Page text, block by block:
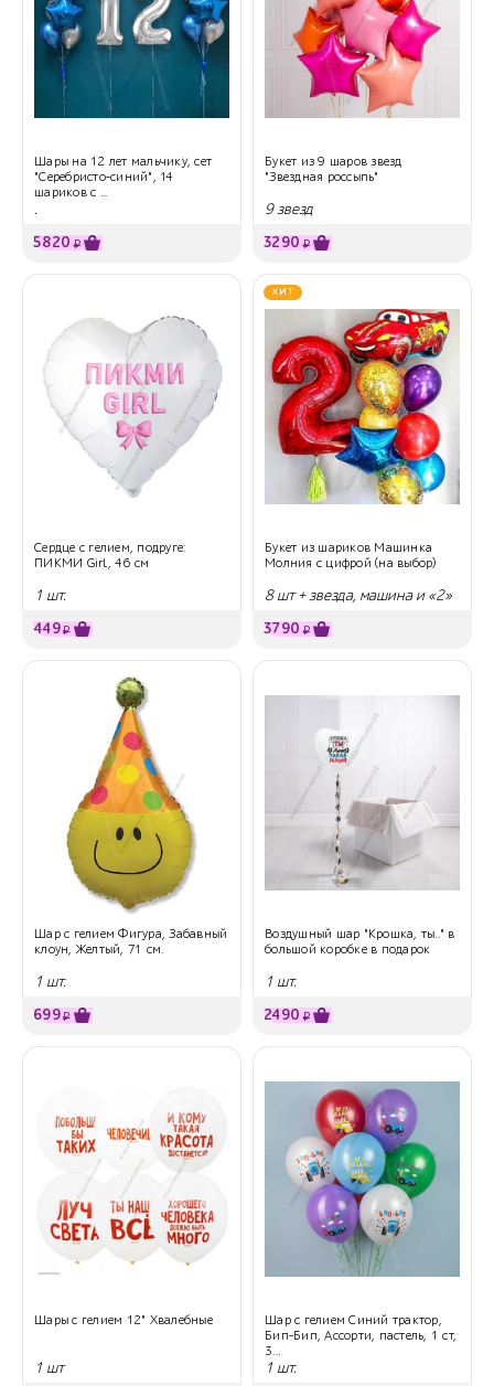
Шары на 12 лет мальчику, сет
"Серебристо-синий", 14
шариков с ...
.
5820 ₽
Букет из 9 шаров звезд
"Звездная россыпь"
9 звезд
3290 ₽
Сердце с гелием, подруге:
ПИКМИ Girl, 46 см
1 шт.
449₽
ХИТ
Букет из шариков Машинка
Молния с цифрой (на выбор)
8 шт + звезда, машина и «2»
3790 ₽
Шар с гелием Фигура, Забавный
клоун, Желтый, 71 см.
1 шт.
699₽
Воздушный шар "Крошка, ты.." в
большой коробке в подарок
1 шт.
2490 ₽
Шары с гелием 12" Хвалебные
1 шт
Шар с гелием Синий трактор,
Бип-Бип, Ассорти, пастель, 1 ст,
3...
1 шт.